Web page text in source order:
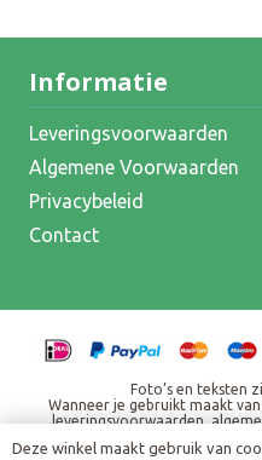
Informatie
Leveringsvoorwaarden
Algemene Voorwaarden
Privacybeleid
Contact
Foto’s en teksten
Wanneer je gebruikt maakt
leveringsvoorwaarden,
heffingen. Standaard
Deze winkel maakt gebruik van